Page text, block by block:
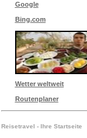
Google
Bing.com
Wetter weltweit
Routenplaner
Reisetravel - Ihre Startseite